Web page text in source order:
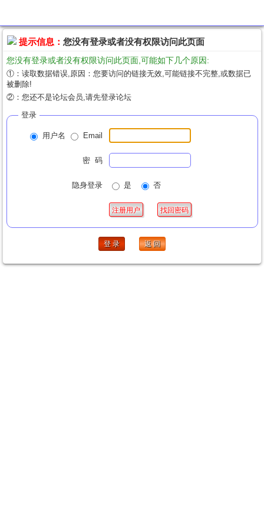
提示信息： 您没有登录或者没有权限访问此页面
您没有登录或者没有权限访问此页面,可能如下几个原因:
①：读取数据错误,原因：您要访问的链接无效,可能链接不完整,或数据已
被删除!
②：您还不是论坛会员,请先登录论坛
登录
用户名 Email
密 码
隐身登录 是 否